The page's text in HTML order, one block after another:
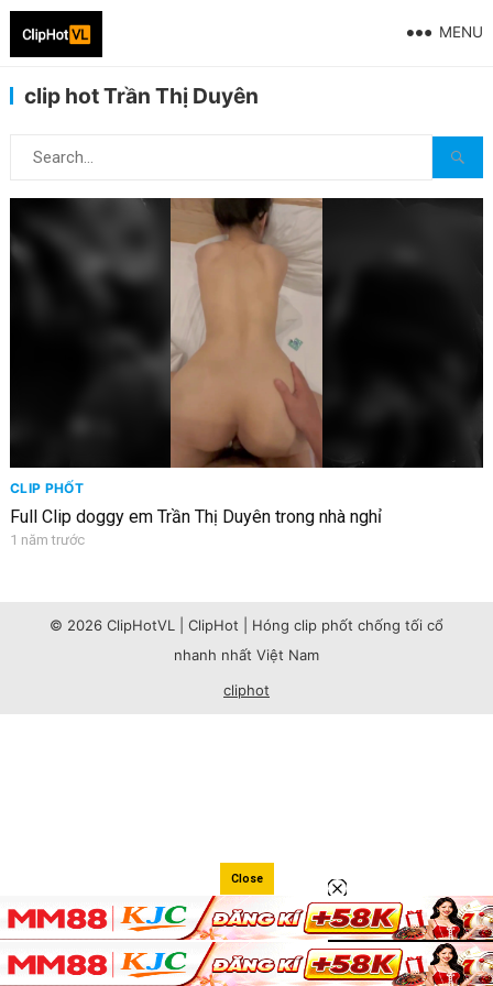
MENU
clip hot Trần Thị Duyên
CLIP PHỐT
Full Clip doggy em Trần Thị Duyên trong nhà nghỉ
1 năm trước
© 2026 ClipHotVL | ClipHot | Hóng clip phốt chống tối cổ
nhanh nhất Việt Nam
cliphot
Close